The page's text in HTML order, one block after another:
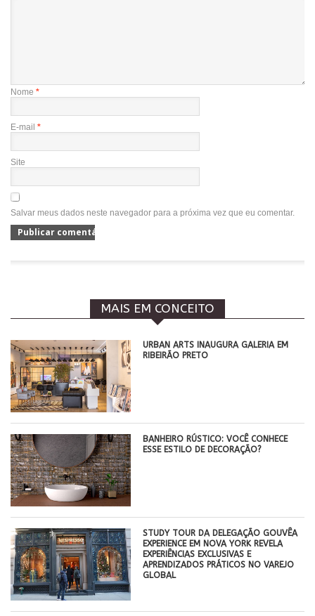
Nome *
E-mail *
Site
Salvar meus dados neste navegador para a próxima vez que eu comentar.
MAIS EM CONCEITO
​URBAN ARTS INAUGURA GALERIA EM
RIBEIRÃO PRETO
BANHEIRO RÚSTICO: VOCÊ CONHECE
ESSE ESTILO DE DECORAÇÃO?
STUDY TOUR DA DELEGAÇÃO GOUVÊA
EXPERIENCE EM NOVA YORK REVELA
EXPERIÊNCIAS EXCLUSIVAS E
APRENDIZADOS PRÁTICOS NO VAREJO
GLOBAL